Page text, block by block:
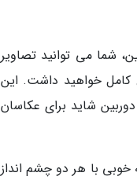
شما می توانید تصاویر
کامل خواهید داشت. این
شاید برای عکاسان
خوبی با هر دو چشم انداز